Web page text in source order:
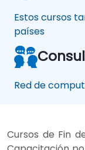
Estos cursos
países
Red de
Cursos de Fin